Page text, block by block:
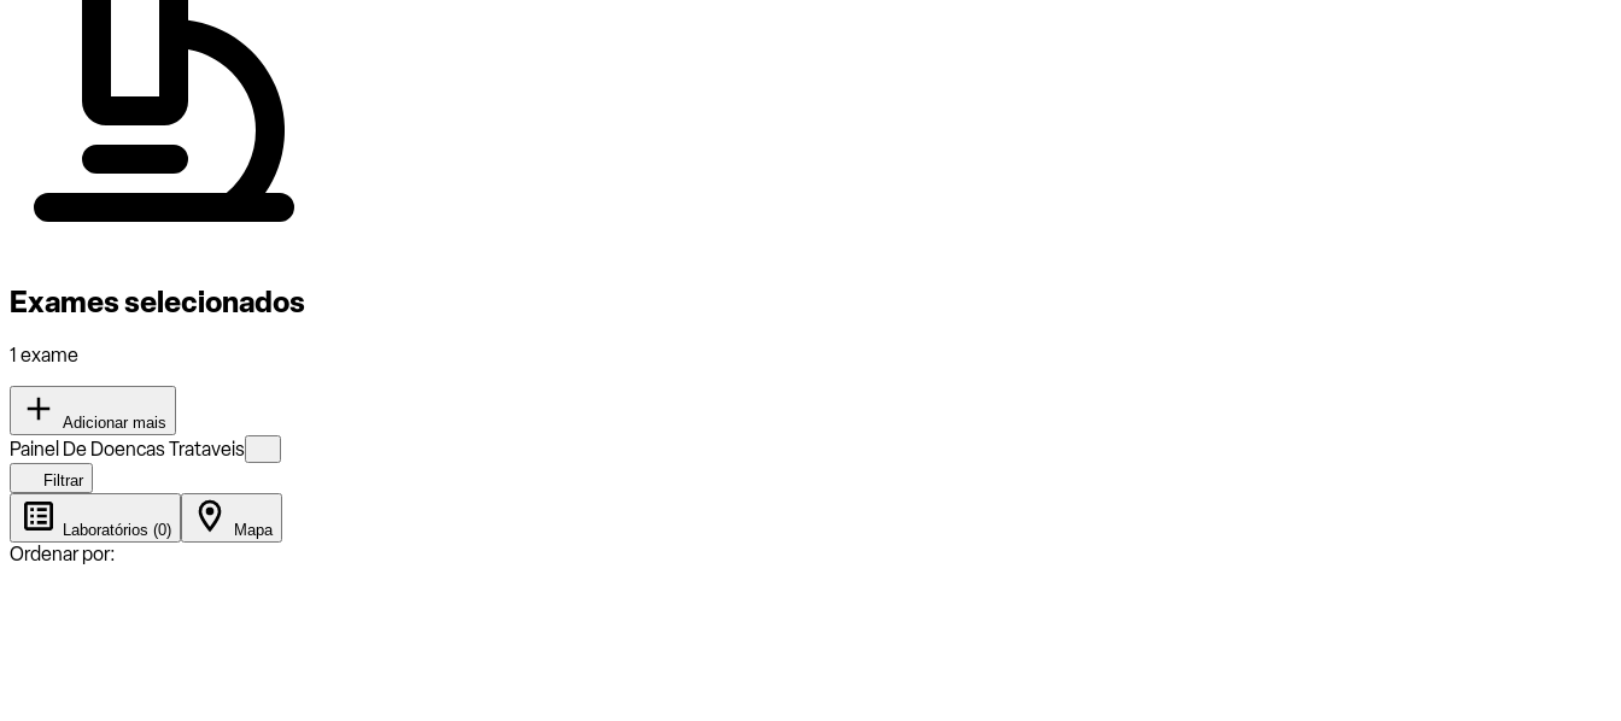
Exames selecionados
1 exame
Adicionar mais
Painel De Doencas Trataveis
Filtrar
Laboratórios (0) Mapa
Ordenar por: